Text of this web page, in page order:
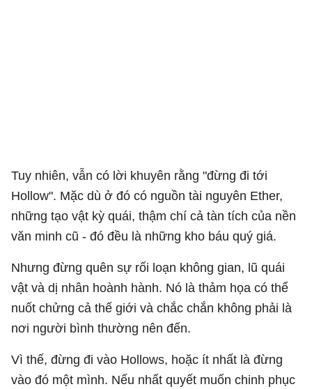
Tuy nhiên, vẫn có lời khuyên rằng "đừng đi tới
Hollow". Mặc dù ở đó có nguồn tài nguyên Ether,
những tạo vật kỳ quái, thậm chí cả tàn tích của nền
văn minh cũ - đó đều là những kho báu quý giá.
Nhưng đừng quên sự rối loạn không gian, lũ quái
vật và dị nhân hoành hành. Nó là thảm họa có thể
nuốt chửng cả thế giới và chắc chắn không phải là
nơi người bình thường nên đến.
Vì thế, đừng đi vào Hollows, hoặc ít nhất là đừng
vào đó một mình. Nếu nhất quyết muốn chinh phục